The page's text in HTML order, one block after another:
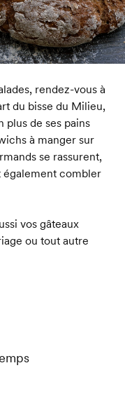
rendez-vous à
du bisse du Milieu,
plus de ses pains
à manger sur
se rassurent,
également combler
vos gâteaux
ou tout autre
Printemps